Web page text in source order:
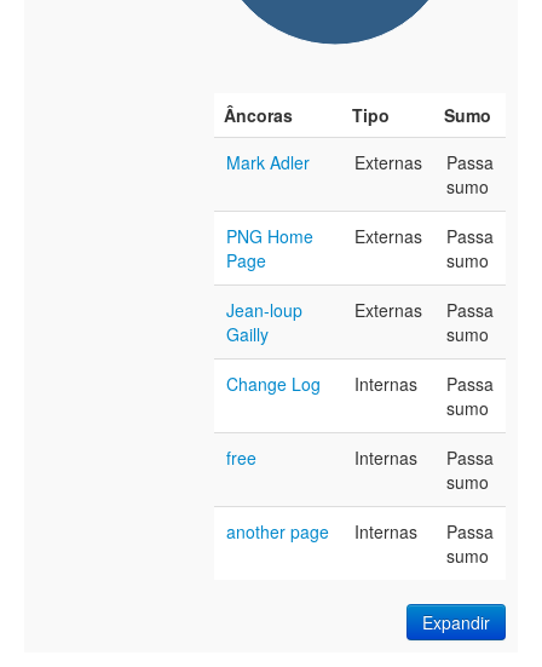
Âncoras Tipo
Sumo
Mark Adler
Externas
Passa
sumo
PNG Home
Page
Externas
Passa
sumo
Jean-loup
Gailly
Externas
Passa
sumo
Change Log Internas
Passa
sumo
free Internas
Passa
sumo
another page Internas
Passa
sumo
Expandir